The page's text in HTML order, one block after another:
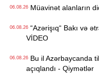
06.08.26Müavinət alanların
06.08.26“Azərişıq“ Bakı və
VİDEO
06.08.26Bu il Azərbaycanda
açıqlandı - Qiymətlər